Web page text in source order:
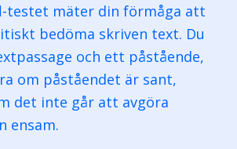
-testet mäter din förmåga att
bedöma skriven text. Du
och ett påstående,
om påståendet är sant,
det inte går att avgöra
ensam.